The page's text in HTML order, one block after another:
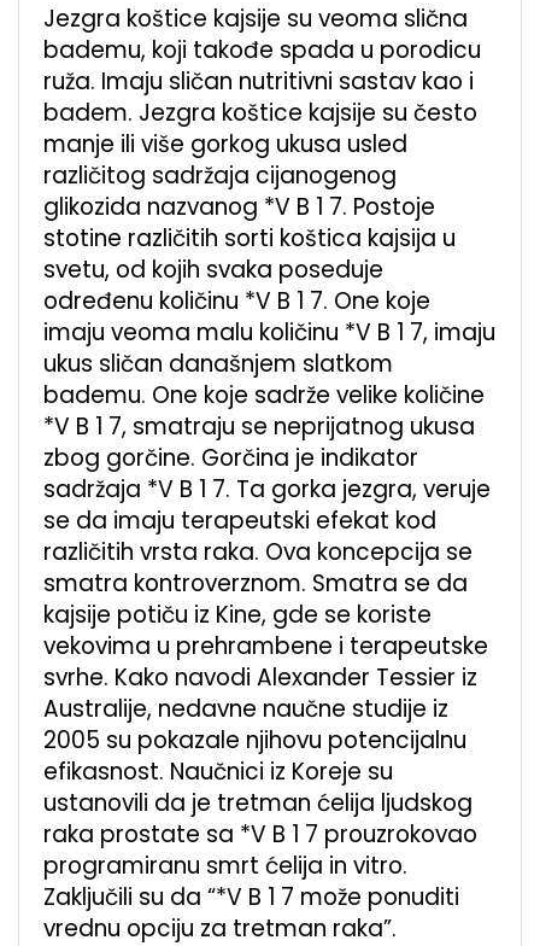
Jezgra koštice kajsije su veoma slična
bademu, koji takođe spada u porodicu
ruža. Imaju sličan nutritivni sastav kao i
badem. Jezgra koštice kajsije su često
manje ili više gorkog ukusa usled
različitog sadržaja cijanogenog
glikozida nazvanog *V B 1 7. Postoje
stotine različitih sorti koštica kajsija u
svetu, od kojih svaka poseduje
određenu količinu *V B 1 7. One koje
imaju veoma malu količinu *V B 1 7, imaju
ukus sličan današnjem slatkom
bademu. One koje sadrže velike količine
*V B 1 7, smatraju se neprijatnog ukusa
zbog gorčine. Gorčina je indikator
sadržaja *V B 1 7. Ta gorka jezgra, veruje
se da imaju terapeutski efekat kod
različitih vrsta raka. Ova koncepcija se
smatra kontroverznom. Smatra se da
kajsije potiču iz Kine, gde se koriste
vekovima u prehrambene i terapeutske
svrhe. Kako navodi Alexander Tessier iz
Australije, nedavne naučne studije iz
2005 su pokazale njihovu potencijalnu
efikasnost. Naučnici iz Koreje su
ustanovili da je tretman ćelija ljudskog
raka prostate sa *V B 1 7 prouzrokovao
programiranu smrt ćelija in vitro.
Zaključili su da “*V B 1 7 može ponuditi
vrednu opciju za tretman raka”.